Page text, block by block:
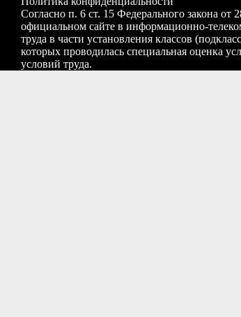
Согласно п. 6 ст. 15 Федерального закона
официальном сайте в информационно-
труда в части установления классов
которых проводилась специальная оценка
условий труда.